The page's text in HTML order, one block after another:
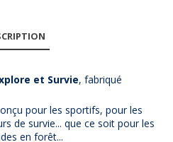
et Survie, fabriqué
pour les sportifs, pour les
de survie... que ce soit pour les
en forêt...